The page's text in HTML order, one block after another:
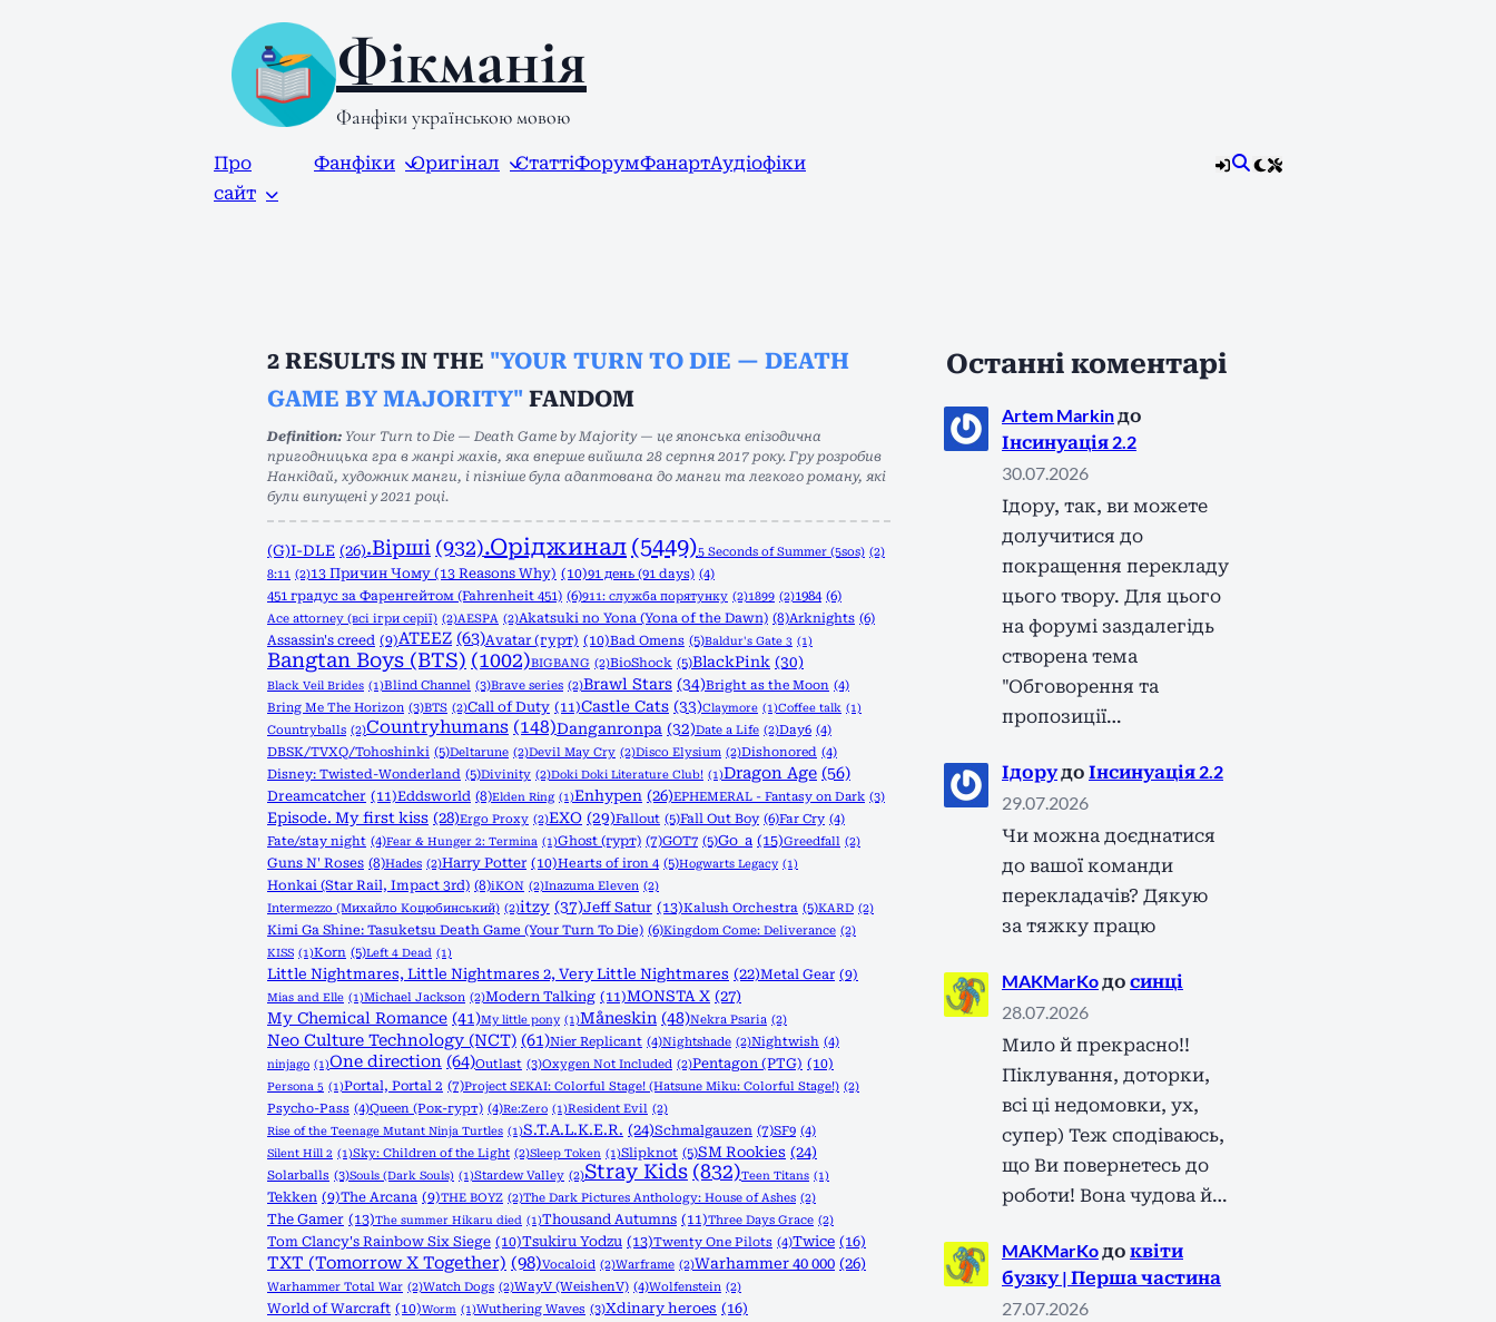
Фікманія
Фанфіки українською мовою
Про
сайт
Фанфіки Оригінал СтаттіФорумФанартАудіофіки
2 RESULTS IN THE "YOUR TURN TO DIE — DEATH
GAME BY MAJORITY" FANDOM
Definition: Your Turn to Die — Death Game by Majority — це японська епізодична
пригодницька гра в жанрі жахів, яка вперше вийшла 28 серпня 2017 року. Гру розробив
Нанкідай, художник манги, і пізніше була адаптована до манги та легкого роману, які
були випущені у 2021 році.
(G)I-DLE (26).Вірші (932).Оріджинал (5449)5 Seconds of Summer (5sos) (2)
8:11 (2)13 Причин Чому (13 Reasons Why) (10)91 день (91 days) (4)
451 градус за Фаренгейтом (Fahrenheit 451) (6)911: служба порятунку (2)1899 (2)1984 (6)
Ace attorney (всі ігри серії) (2)AESPA (2)Akatsuki no Yona (Yona of the Dawn) (8)Arknights (6)
Assassin's creed (9)ATEEZ (63)Avatar (гурт) (10)Bad Omens (5)Baldur's Gate 3 (1)
Bangtan Boys (BTS) (1002)BIGBANG (2)BioShock (5)BlackPink (30)
Black Veil Brides (1)Blind Channel (3)Brave series (2)Brawl Stars (34)Bright as the Moon (4)
Bring Me The Horizon (3)BTS (2)Call of Duty (11)Castle Cats (33)Claymore (1)Coffee talk (1)
Countryballs (2)Countryhumans (148)Danganronpa (32)Date a Life (2)Day6 (4)
DBSK/TVXQ/Tohoshinki (5)Deltarune (2)Devil May Cry (2)Disco Elysium (2)Dishonored (4)
Disney: Twisted-Wonderland (5)Divinity (2)Doki Doki Literature Club! (1)Dragon Age (56)
Dreamcatcher (11)Eddsworld (8)Elden Ring (1)Enhypen (26)EPHEMERAL - Fantasy on Dark (3)
Episode. My first kiss (28)Ergo Proxy (2)EXO (29)Fallout (5)Fall Out Boy (6)Far Cry (4)
Fate/stay night (4)Fear & Hunger 2: Termina (1)Ghost (гурт) (7)GOT7 (5)Go_a (15)Greedfall (2)
Guns N' Roses (8)Hades (2)Harry Potter (10)Hearts of iron 4 (5)Hogwarts Legacy (1)
Honkai (Star Rail, Impact 3rd) (8)iKON (2)Inazuma Eleven (2)
Intermezzo (Михайло Коцюбинський) (2)itzy (37)Jeff Satur (13)Kalush Orchestra (5)KARD (2)
Kimi Ga Shine: Tasuketsu Death Game (Your Turn To Die) (6)Kingdom Come: Deliverance (2)
KISS (1)Korn (5)Left 4 Dead (1)
Little Nightmares, Little Nightmares 2, Very Little Nightmares (22)Metal Gear (9)
Mias and Elle (1)Michael Jackson (2)Modern Talking (11)MONSTA X (27)
My Chemical Romance (41)My little pony (1)Måneskin (48)Nekra Psaria (2)
Neo Culture Technology (NCT) (61)Nier Replicant (4)Nightshade (2)Nightwish (4)
ninjago (1)One direction (64)Outlast (3)Oxygen Not Included (2)Pentagon (PTG) (10)
Persona 5 (1)Portal, Portal 2 (7)Project SEKAI: Colorful Stage! (Hatsune Miku: Colorful Stage!) (2)
Psycho-Pass (4)Queen (Рок-гурт) (4)Re:Zero (1)Resident Evil (2)
Rise of the Teenage Mutant Ninja Turtles (1)S.T.A.L.K.E.R. (24)Schmalgauzen (7)SF9 (4)
Silent Hill 2 (1)Sky: Children of the Light (2)Sleep Token (1)Slipknot (5)SM Rookies (24)
Solarballs (3)Souls (Dark Souls) (1)Stardew Valley (2)Stray Kids (832)Teen Titans (1)
Tekken (9)The Arcana (9)THE BOYZ (2)The Dark Pictures Anthology: House of Ashes (2)
The Gamer (13)The summer Hikaru died (1)Thousand Autumns (11)Three Days Grace (2)
Tom Clancy's Rainbow Six Siege (10)Tsukiru Yodzu (13)Twenty One Pilots (4)Twice (16)
TXT (Tomorrow X Together) (98)Vocaloid (2)Warframe (2)Warhammer 40 000 (26)
Warhammer Total War (2)Watch Dogs (2)WayV (WeishenV) (4)Wolfenstein (2)
World of Warcraft (10)Worm (1)Wuthering Waves (3)Xdinary heroes (16)
Останні коментарі
Artem Markinдо
Інсинуація 2.2
30.07.2026
Ідору, так, ви можете
долучитися до
покращення перекладу
цього твору. Для цього
на форумі заздалегідь
створена тема
"Обговорення та
пропозиції…
Ідорудо Інсинуація 2.2
29.07.2026
Чи можна доєднатися
до вашої команди
перекладачів? Дякую
за тяжку працю
MAKMarKoдо синці
28.07.2026
Мило й прекрасно!!
Піклування, доторки,
всі ці недомовки, ух,
супер) Теж сподіваюсь,
що Ви повернетесь до
роботи! Вона чудова й…
MAKMarKoдо квіти
бузку | Перша частина
27.07.2026